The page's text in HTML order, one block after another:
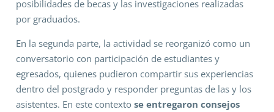
posibilidades de becas y las investigaciones realizadas
por graduados.
En la segunda parte, la actividad se reorganizó como un
conversatorio con participación de estudiantes y
egresados, quienes pudieron compartir sus experiencias
dentro del postgrado y responder preguntas de las y los
asistentes. En este contexto se entregaron consejos